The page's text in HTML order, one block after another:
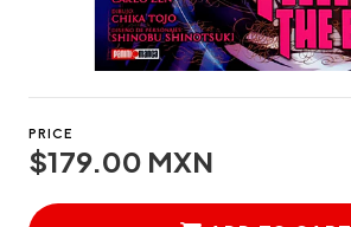
PRICE
$179.00 MXN